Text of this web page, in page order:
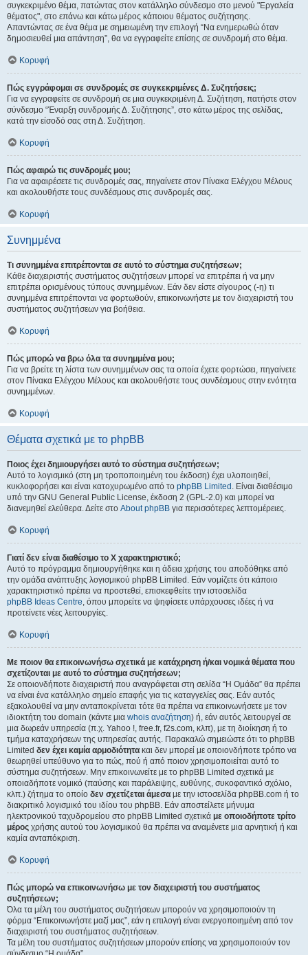
συγκεκριμένο θέμα, πατώντας στον κατάλληλο σύνδεσμο στο μενού "Εργαλεία
θέματος", στο επάνω και κάτω μέρος κάποιου θέματος συζήτησης.
Απαντώντας σε ένα θέμα με σημειωμένη την επιλογή “Να ενημερωθώ όταν
δημοσιευθεί μια απάντηση”, θα να εγγραφείτε επίσης σε συνδρομή στο θέμα.
Κορυφή
Πώς εγγράφομαι σε συνδρομές σε συγκεκριμένες Δ. Συζητήσεις;
Για να εγγραφείτε σε συνδρομή σε μια συγκεκριμένη Δ. Συζήτηση, πατήστε στον
σύνδεσμο “Έναρξη συνδρομής Δ. Συζήτησης”, στο κάτω μέρος της σελίδας,
κατά την είσοδό σας στη Δ. Συζήτηση.
Κορυφή
Πώς αφαιρώ τις συνδρομές μου;
Για να αφαιρέσετε τις συνδρομές σας, πηγαίνετε στον Πίνακα Ελέγχου Μέλους
και ακολουθήστε τους συνδέσμους στις συνδρομές σας.
Κορυφή
Συνημμένα
Τι συνημμένα επιτρέπονται σε αυτό το σύστημα συζητήσεων;
Κάθε διαχειριστής συστήματος συζητήσεων μπορεί να επιτρέπει ή να μην
επιτρέπει ορισμένους τύπους συνημμένων. Εάν δεν είστε σίγουρος (-η) τι
συνημμένα επιτρέπονται να φορτωθούν, επικοινωνήστε με τον διαχειριστή του
συστήματος συζητήσεων για βοήθεια.
Κορυφή
Πώς μπορώ να βρω όλα τα συνημμένα μου;
Για να βρείτε τη λίστα των συνημμένων σας τα οποία έχετε φορτώσει, πηγαίνετε
στον Πίνακα Ελέγχου Μέλους και ακολουθήστε τους συνδέσμους στην ενότητα
συνημμένων.
Κορυφή
Θέματα σχετικά με το phpBB
Ποιος έχει δημιουργήσει αυτό το σύστημα συζητήσεων;
Αυτό το λογισμικό (στη μη τροποποιημένη του έκδοση) έχει υλοποιηθεί,
κυκλοφορήσει και είναι κατοχυρωμένο από το phpBB Limited . Είναι διαθέσιμο
υπό την GNU General Public License, έκδοση 2 (GPL-2.0) και μπορεί να
διανεμηθεί ελεύθερα. Δείτε στο About phpBB για περισσότερες λεπτομέρειες.
Κορυφή
Γιατί δεν είναι διαθέσιμο το Χ χαρακτηριστικό;
Αυτό το πρόγραμμα δημιουργήθηκε και η άδεια χρήσης του αποδόθηκε από
την ομάδα ανάπτυξης λογισμικού phpBB Limited. Εάν νομίζετε ότι κάποιο
χαρακτηριστικό πρέπει να προστεθεί, επισκεφθείτε την ιστοσελίδα
phpBB Ideas Centre, όπου μπορείτε να ψηφίσετε υπάρχουσες ιδέες ή να
προτείνετε νέες λειτουργίες.
Κορυφή
Με ποιον θα επικοινωνήσω σχετικά με κατάχρηση ή/και νομικά θέματα που
σχετίζονται με αυτό το σύστημα συζητήσεων;
Σε οποιονδήποτε διαχειριστή που αναγράφεται στη σελίδα “Η Ομάδα” θα πρέπει
να είναι ένα κατάλληλο σημείο επαφής για τις καταγγελίες σας. Εάν αυτός
εξακολουθεί να μην ανταποκρίνεται τότε θα πρέπει να επικοινωνήσετε με τον
ιδιοκτήτη του domain (κάντε μια whois αναζήτηση) ή, εάν αυτός λειτουργεί σε
μια δωρεάν υπηρεσία (π.χ. Yahoo !, free.fr, f2s.com, κλπ), με τη διοίκηση ή το
τμήμα καταχρήσεων της υπηρεσίας αυτής. Παρακαλώ σημειώστε ότι το phpBB
Limited δεν έχει καμία αρμοδιότητα και δεν μπορεί με οποιονδήποτε τρόπο να
θεωρηθεί υπεύθυνο για το πώς, πού ή από ποιον χρησιμοποιείται αυτό το
σύστημα συζητήσεων. Μην επικοινωνείτε με το phpBB Limited σχετικά με
οποιαδήποτε νομικό (παύσης και παράλειψης, ευθύνης, συκοφαντικό σχόλιο,
κλπ.) ζήτημα το οποίο δεν σχετίζεται άμεσα με την ιστοσελίδα phpBB.com ή το
διακριτικό λογισμικό του ιδίου του phpBB. Εάν αποστείλετε μήνυμα
ηλεκτρονικού ταχυδρομείου στο phpBB Limited σχετικά με οποιοδήποτε τρίτο
μέρος χρήσης αυτού του λογισμικού θα πρέπει να αναμένετε μια αρνητική ή και
καμία ανταπόκριση.
Κορυφή
Πώς μπορώ να επικοινωνήσω με τον διαχειριστή του συστήματος
συζητήσεων;
Όλα τα μέλη του συστήματος συζητήσεων μπορούν να χρησιμοποιούν τη
φόρμα “Επικοινωνήστε μαζί μας”, εάν η επιλογή είναι ενεργοποιημένη από τον
διαχειριστή του συστήματος συζητήσεων.
Τα μέλη του συστήματος συζητήσεων μπορούν επίσης να χρησιμοποιούν τον